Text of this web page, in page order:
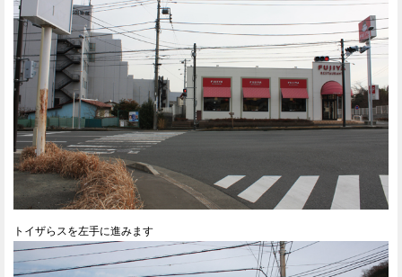
トイザらスを左手に進みます